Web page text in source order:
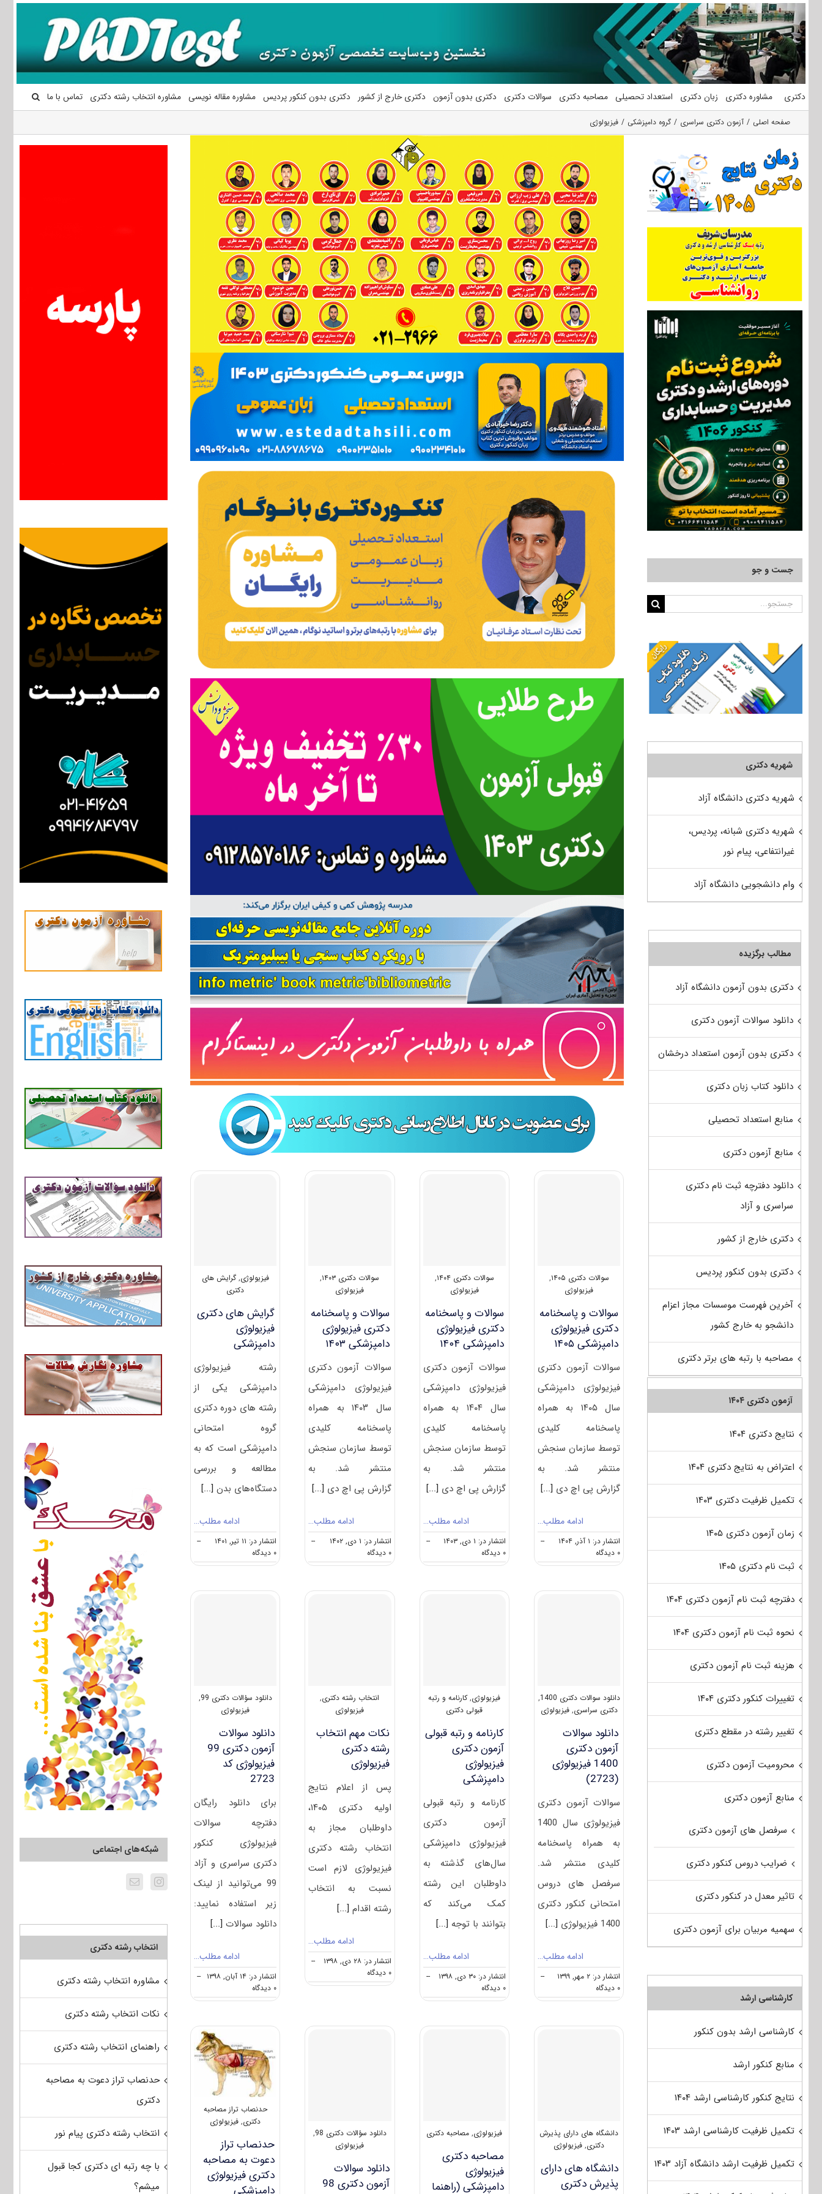
محتوا
دکتری مشاوره دکتری زبان دکتری استعداد تحصیلی مصاحبه دکتری سوالات دکتری دکتری بدون آزمون دکتری خارج از کشور دکتری بدون کنکور پردیس مشاوره مقاله نویسی مشاوره انتخاب رشته دکتری تماس با ما
صفحه اصلی آزمون دکتری سراسری گروه دامپزشکی فیزیولوژی
سوالات دکتری ۱۴۰۵
,
فیزیولوژی
سوالات و پاسخنامه
دکتری فیزیولوژی
دامپزشکی ۱۴۰۵
سوالات آزمون دکتری
فیزیولوژی دامپزشکی
سال ۱۴۰۵ به همراه
پاسخنامه کلیدی
توسط سازمان سنجش
منتشر شد. به
گزارش پی اچ دی [...]
ادامه مطلب…
انتشار در: ۱ آذر, ۱۴۰۴
--
۰ دیدگاه
on
سوالات
سوالات دکتری ۱۴۰۴
,
فیزیولوژی
سوالات و پاسخنامه
دکتری فیزیولوژی
دامپزشکی ۱۴۰۴
سوالات آزمون دکتری
فیزیولوژی دامپزشکی
سال ۱۴۰۴ به همراه
پاسخنامه کلیدی
توسط سازمان سنجش
منتشر شد. به
گزارش پی اچ دی [...]
ادامه مطلب…
انتشار در: ۱ دی, ۱۴۰۳
--
۰ دیدگاه
سوالات
سوالات دکتری ۱۴۰۳
,
فیزیولوژی
سوالات و پاسخنامه
دکتری فیزیولوژی
دامپزشکی ۱۴۰۳
سوالات آزمون دکتری
فیزیولوژی دامپزشکی
سال ۱۴۰۳ به همراه
پاسخنامه کلیدی
توسط سازمان سنجش
منتشر شد. به
گزارش پی اچ دی [...]
ادامه مطلب…
انتشار در: ۱ دی, ۱۴۰۲
--
۰ دیدگاه
سوالات
فیزیولوژی,گرایش های
دکتری
گرایش های دکتری
ﻓﻴﺰﻳﻮﻟﻮژی
دامپزشکی
رشته ﻓﻴﺰﻳﻮﻟﻮژی
دامپزشکی یکی از
رشته های دوره دکتری
گروه امتحانی
دامپزشکی است که به
مطالعه و بررسی
دستگاه‌های بدن[...]
ادامه مطلب…
انتشار در: ۱۱ تیر, ۱۴۰۱
--
۰ دیدگاه
on
گرایش
دانلود سوالات دکتری 1400
,
دکتری سراسری,فیزیولوژی
دانلود سوالات
آزمون دکتری
1400 فیزیولوژی
(2723)
سوالات آزمون دکتری
فیزیولوژی سال 1400
به همراه پاسخنامه
کلیدی منتشر شد.
سرفصل های دروس
امتحانی کنکور دکتری
1400 فیزیولوژی
[...]
ادامه مطلب…
انتشار در: ۲ مهر, ۱۳۹۹
--
۰ دیدگاه
on
دانلود
فیزیولوژی,کارنامه و رتبه
قبولی دکتری
کارنامه و رتبه قبولی
آزمون دکتری
ﻓﻴﺰﻳﻮﻟﻮژی
دامپزشکی
کارنامه و رتبه قبولی
آزمون دکتری
ﻓﻴﺰﻳﻮﻟﻮژی دامپزشکی
سال‌های گذشته به
داوطلبان این رشته
کمک می‌کند که
بتوانند با توجه [...]
ادامه مطلب…
انتشار در: ۳۰ دی, ۱۳۹۸
--
۰ دیدگاه
کارنامه
انتخاب رشته دکتری,
فیزیولوژی
نکات مهم انتخاب
رشته دکتری
فیزیولوژی
پس از اعلام نتایج
اولیه دکتری ۱۴۰۵،
داوطلبان مجاز به
انتخاب رشته دکتری
فیزیولوژی لازم است
نسبت به انتخاب
رشته اقدام [...]
ادامه مطلب…
انتشار در: ۲۸ دی, ۱۳۹۸
--
۰ دیدگاه
نکات
دکتری
دانلود سؤالات دکتری 99
,
فیزیولوژی
دانلود سوالات
آزمون دکتری 99
فیزیولوژی کد
2723
برای دانلود رایگان
دفترچه سوالات
فیزیولوژی کنکور
دکتری سراسری و آزاد
99 می‌توانید از لینک
زیر استفاده نمایید:
دانلود سوالات[...]
ادامه مطلب…
انتشار در: ۱۴ آبان, ۱۳۹۸
--
۰ دیدگاه
on
دانلود
۹۹
فیزیولوژی
کد
۲۷۲۳
دانشگاه های دارای پذیرش
دکتری, فیزیولوژی
دانشگاه های دارای
پذیرش دکتری
فیزیولوژی, مصاحبه دکتری
مصاحبه دکتری
فیزیولوژی
دامپزشکی (راهنما
دانلود سؤالات دکتری 98
,
فیزیولوژی
دانلود سوالات
آزمون دکتری 98
حدنصاب تراز مصاحبه
دکتری, فیزیولوژی
حدنصاب تراز
دعوت به مصاحبه
دکتری فیزیولوژی
شبکه‌های اجتماعی
انتخاب رشته دکتری
مشاوره انتخاب رشته دکتری
نکات انتخاب رشته دکتری
راهنمای انتخاب رشته دکتری
حدنصاب تراز دعوت به مصاحبه
دکتری
انتخاب رشته دکتری پیام نور
با چه رتبه ای دکتری کجا قبول
میشم؟
جست و جو
جستجو
شهریه دکتری
شهریه دکتری دانشگاه آزاد
شهریه دکتری شبانه، پردیس،
غیرانتفاعی، پیام نور
وام دانشجویی دانشگاه آزاد
مطالب برگزیده
دکتری بدون آزمون دانشگاه آزاد
دانلود سوالات آزمون دکتری
دکتری بدون آزمون استعداد درخشان
دانلود کتاب زبان دکتری
منابع استعداد تحصیلی
منابع آزمون دکتری
دانلود دفترچه ثبت نام دکتری
سراسری و آزاد
دکتری خارج از کشور
دکتری بدون کنکور پردیس
آخرین فهرست موسسات مجاز اعزام
دانشجو به خارج کشور
مصاحبه با رتبه های برتر دکتری
آزمون دکتری ۱۴۰۴
نتایج دکتری ۱۴۰۴
اعتراض به نتایج دکتری ۱۴۰۴
تکمیل ظرفیت دکتری ۱۴۰۳
زمان آزمون دکتری ۱۴۰۵
ثبت نام دکتری ۱۴۰۵
دفترچه ثبت نام آزمون دکتری ۱۴۰۴
نحوه ثبت نام آزمون دکتری ۱۴۰۴
هزینه ثبت نام آزمون دکتری
تغییرات کنکور دکتری ۱۴۰۴
تغییر رشته در مقطع دکتری
محرومیت آزمون دکتری
منابع آزمون دکتری
سرفصل های آزمون دکتری
ضرایب دروس کنکور دکتری
تاثیر معدل در کنکور دکتری
سهمیه مربیان برای آزمون دکتری
کارشناسی ارشد
کارشناسی ارشد بدون کنکور
منابع کنکور ارشد
نتایج کنکور کارشناسی ارشد ۱۴۰۴
تکمیل ظرفیت کارشناسی ارشد ۱۴۰۳
تکمیل ظرفیت ارشد دانشگاه آزاد ۱۴۰۳